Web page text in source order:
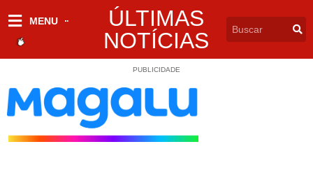
MENU
ÚLTIMAS
NOTÍCIAS
PUBLICIDADE